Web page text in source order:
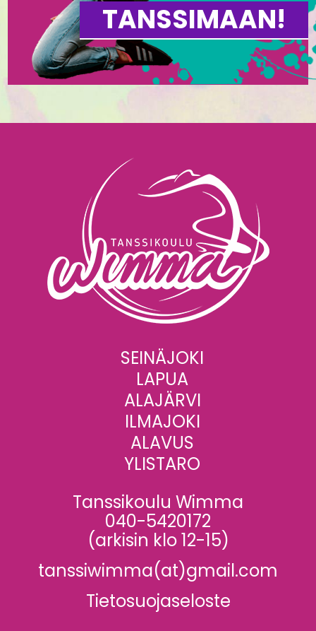
TANSSIMAAN!
SEINÄJOKI
LAPUA
ALAJÄRVI
ILMAJOKI
ALAVUS
YLISTARO
Tanssikoulu Wimma
040-5420172
(arkisin klo 12-15)
tanssiwimma(at)gmail.com
Tietosuojaseloste